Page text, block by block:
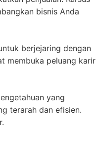
bisnis Anda
berjejaring dengan
membuka peluang karir
yang
terarah dan efisien.